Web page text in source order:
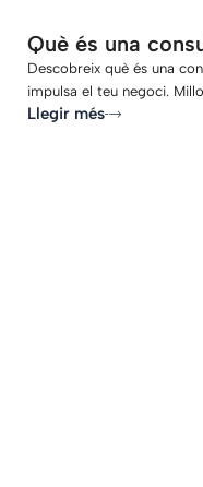
Què és una
Descobreix què és una
impulsa el teu negoci.
Llegir més